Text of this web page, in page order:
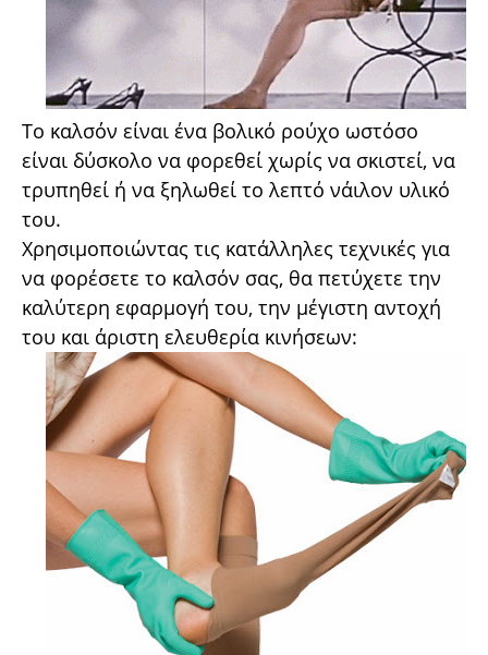
Το καλσόν είναι ένα βολικό ρούχο ωστόσο
είναι δύσκολο να φορεθεί χωρίς να σκιστεί, να
τρυπηθεί ή να ξηλωθεί το λεπτό νάιλον υλικό
του.
Χρησιμοποιώντας τις κατάλληλες τεχνικές για
να φορέσετε το καλσόν σας, θα πετύχετε την
καλύτερη εφαρμογή του, την μέγιστη αντοχή
του και άριστη ελευθερία κινήσεων: